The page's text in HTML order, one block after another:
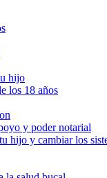
hijo
los 18 años
y poder notarial
hijo y cambiar los